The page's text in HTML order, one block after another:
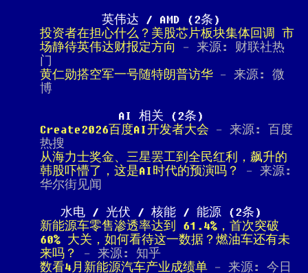
英伟达 / AMD (2条)
投资者在担心什么？美股芯片板块集体回调 市
场静待英伟达财报定方向
- 来源: 财联社热
门
黄仁勋搭空军一号随特朗普访华 - 来源: 微
博
AI 相关 (2条)
Create2026百度AI开发者大会 - 来源: 百度
热搜
从海力士奖金、三星罢工到全民红利，飙升的
韩股吓懵了，这是AI时代的预演吗？
- 来源:
华尔街见闻
水电 / 光伏 / 核能 / 能源 (2条)
新能源车零售渗透率达到 61.4%，首次突破
60% 大关，如何看待这一数据？燃油车还有未
来吗？
- 来源: 知乎
数看4月新能源汽车产业成绩单 - 来源: 今日